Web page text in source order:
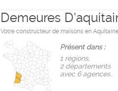
Demeures
Votre constructeur de maisons en
Présent dans :
1 règions,
2 départements
avec 6 agences.